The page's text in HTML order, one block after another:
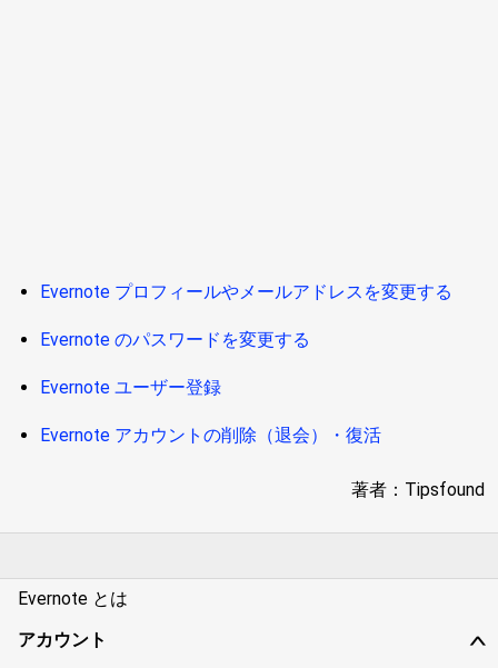
Evernote プロフィールやメールアドレスを変更する
Evernote のパスワードを変更する
Evernote ユーザー登録
Evernote アカウントの削除（退会）・復活
著者：Tipsfound
Evernote とは
∨
アカウント